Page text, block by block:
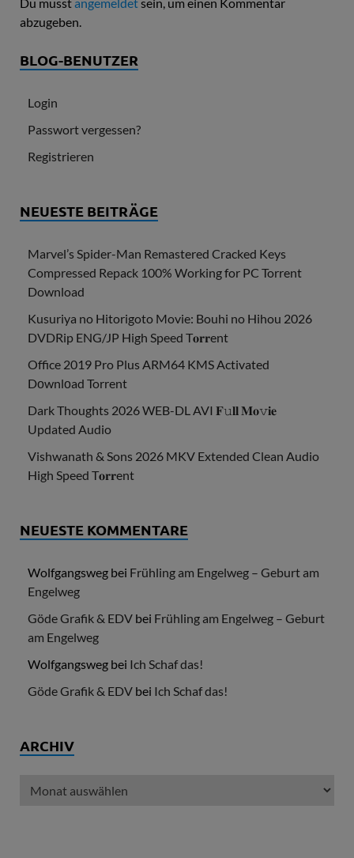
abzugeben.
BLOG-BENUTZER
Login
Passwort vergessen?
Registrieren
NEUESTE BEITRÄGE
Marvel’s Spider-Man Remastered Cracked Keys
Compressed Repack 100% Working for PC Torrent
Download
Kusuriya no Hitorigoto Movie: Bouhi no Hihou 2026
DVDRip ENG/JP High Speed T𝐨𝐫𝐫ent
Office 2019 Pro Plus ARM64 KMS Activated
Dоwnlоad Torrent
Dark Thoughts 2026 WEB-DL AVI 𝐅𝚞𝐥𝐥 𝐌𝐨𝚟𝐢𝐞
Updated Audio
Vishwanath & Sons 2026 MKV Extended Clean Audio
High Speed T𝐨𝐫𝐫ent
NEUESTE KOMMENTARE
Wolfgangsweg bei Frühling am Engelweg – Geburt am
Engelweg
Göde Grafik & EDV bei Frühling am Engelweg – Geburt
am Engelweg
Wolfgangsweg bei Ich Schaf das!
Göde Grafik & EDV bei Ich Schaf das!
ARCHIV